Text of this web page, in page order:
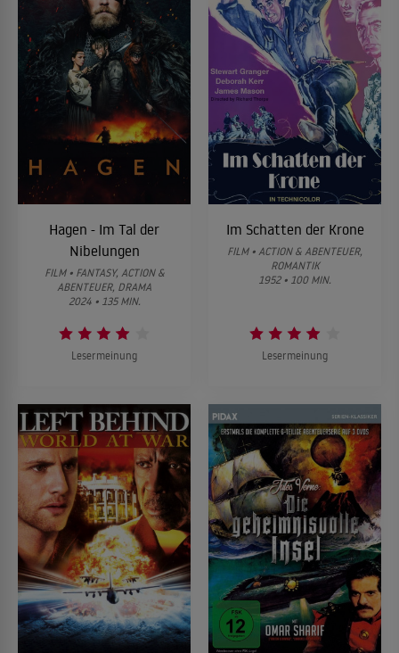
Hagen - Im Tal der
Nibelungen
FILM • FANTASY, ACTION &
ABENTEUER, DRAMA
2024 • 135 MIN.
Lesermeinung
Im Schatten der Krone
FILM • ACTION & ABENTEUER,
ROMANTIK
1952 • 100 MIN.
Lesermeinung